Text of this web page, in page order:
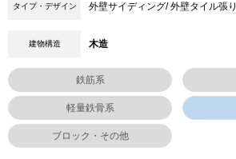
タイプ・デザイン 外壁サイディング/ 外壁タイル張り
建物構造 木造
鉄筋系
軽量鉄骨系
ブロック・その他